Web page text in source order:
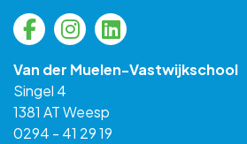
Van der Muelen-Vastwijkschool
Singel 4
1381 AT Weesp
0294 - 41 29 19